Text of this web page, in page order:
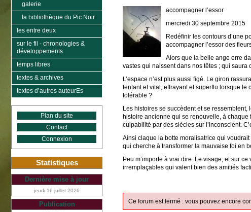
accompagner l’essor
mercredi 30 septembre 2015
Redéfinir les contours d’une
accompagner l’essor des
Alors que la belle ange erre
vastes qui naissent dans nos têtes ; qui
L’espace n’est plus aussi figé. Le giron
tentant et vital, effrayant et superflu lorsque le
tolérable ?
Les histoires se succèdent et se
histoire ancienne qui se renouvelle, à
culpabilité par des siècles sur l’inconscient.
Ainsi claque la botte moralisatrice qui
qui cherche à transformer la mauvaise foi en
Peu m’importe à vrai dire. Le visage, et sur
irremplaçables qui valent bien des amitiés
Ce forum est fermé : vous pouvez encore
galerie
la bibliothèque du Pic Noir
les entre deux
sur le fil - chronologies &
développements
temps libres
textes & archives
textes d’autres auteurEs
Plan du site
Contact
Connexion
Statistiques
Dernière mise à jour
jeudi 16 juillet 2026
Publication